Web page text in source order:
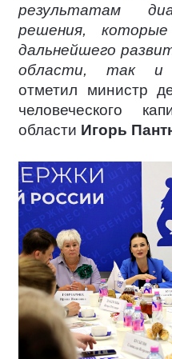
результатам
решения,
дальнейшего
области, так и
отметил министр
человеческого
области Игорь